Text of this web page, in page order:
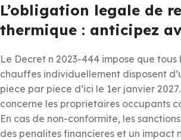
L’obligation legale de
thermique : anticipez
Le Decret n 2023-444 impose que tous
chauffes individuellement disposent
piece par piece d’ici le 1er janvier
concerne les proprietaires occupants
En cas de non-conformite, les
des penalites financieres et un impact